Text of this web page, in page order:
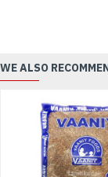
WE ALSO